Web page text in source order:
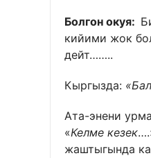
Болгон окуя:
кийими жок
дейт……..
Кыргызда:
Ата-энени
«Келме кезек
жаштыгында